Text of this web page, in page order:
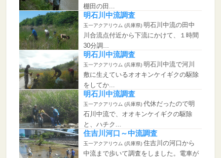
棚田の田...
明石川中流調査
玉一アクアリウム (兵庫県) 明石川中流の田中
川合流点付近から下流にかけて、１時間
30分調...
明石川中流調査
玉一アクアリウム (兵庫県) 明石川中流で河川
敷に生えているオオキンケイギクの駆除
をしてか...
明石川中流調査
玉一アクアリウム (兵庫県) 代休だったので明
石川中流で、オオキンケイギクの駆除
と、ハチク...
住吉川河口～中流調査
玉一アクアリウム (兵庫県) 住吉川の河口から
中流まで歩いて調査をしました。電車が